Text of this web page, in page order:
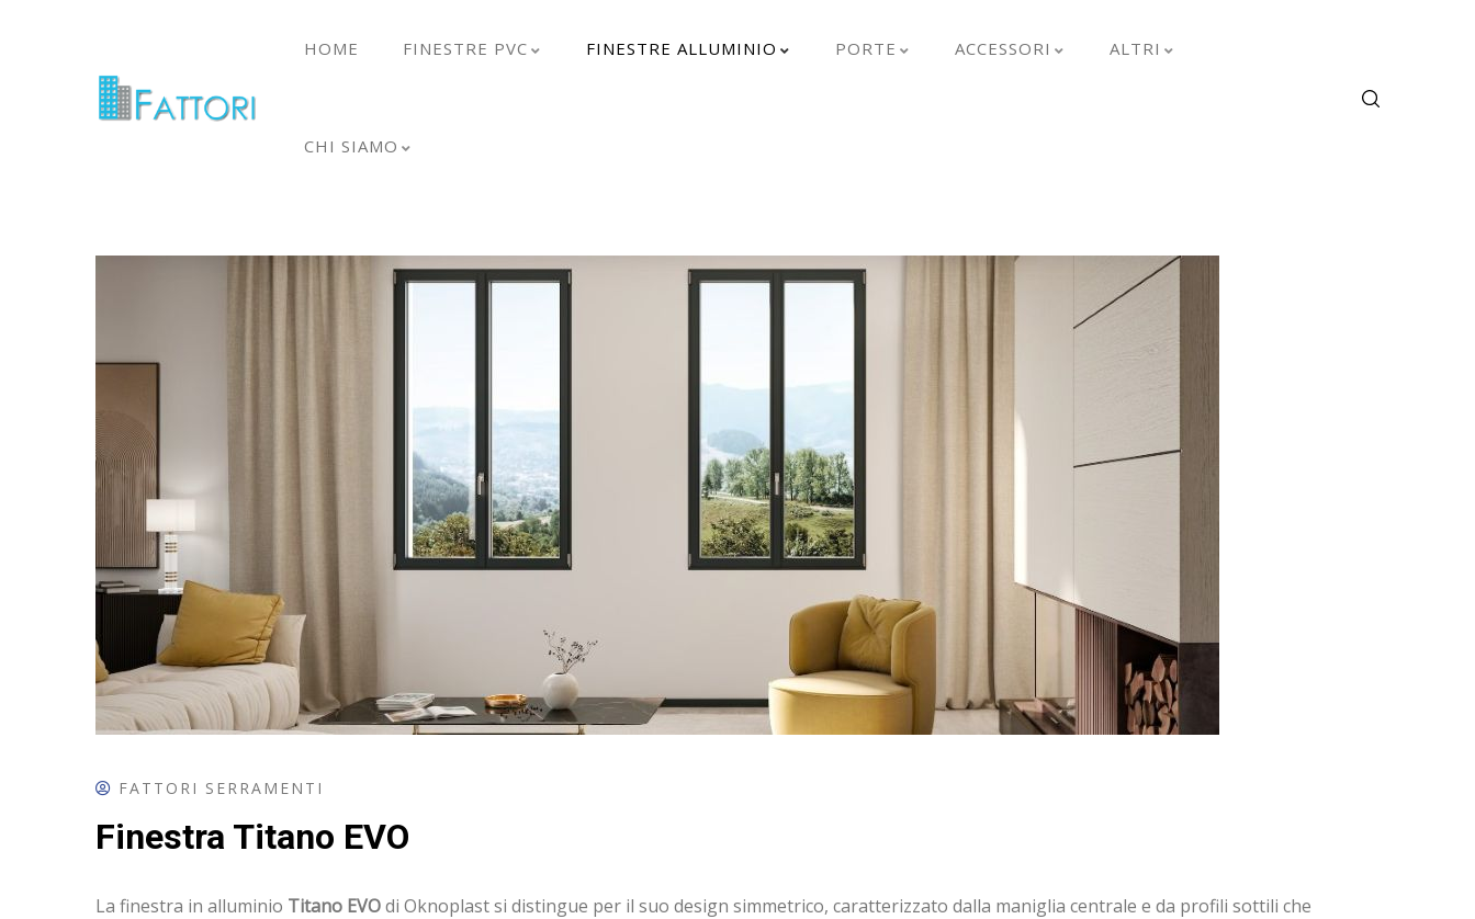
HOME FINESTRE PVC FINESTRE ALLUMINIO PORTE ACCESSORI ALTRI
CHI SIAMO
FATTORI SERRAMENTI
Finestra Titano EVO
La finestra in alluminio Titano EVOdi Oknoplast si distingue per il suo design simmetrico, caratterizzato dalla maniglia centrale e da profili sottili che